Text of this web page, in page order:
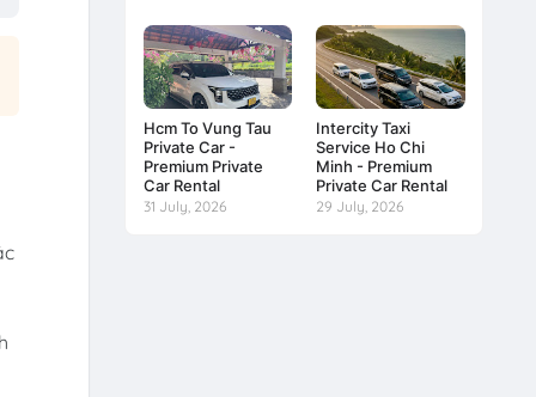
Hcm To Vung Tau
Private Car -
Premium Private
Car Rental
31 July, 2026
Intercity Taxi
Service Ho Chi
Minh - Premium
Private Car Rental
29 July, 2026